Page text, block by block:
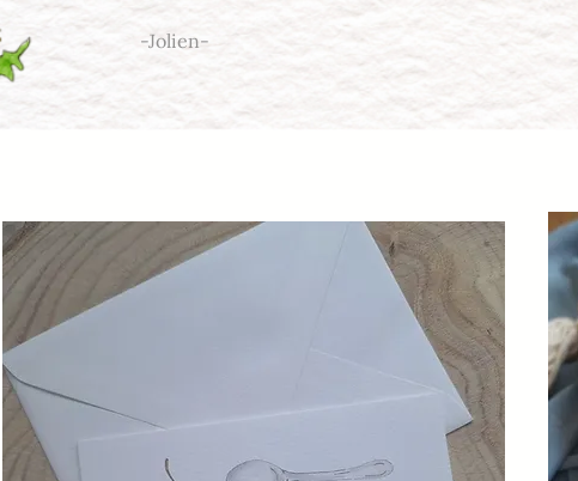
-Jolien-